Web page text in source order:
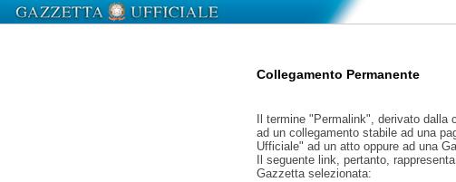
Collegamento Permanente
Il termine "Permalink", derivato dalla
ad un collegamento stabile ad una
Ufficiale" ad un atto oppure ad una
Il seguente link, pertanto,
Gazzetta selezionata: